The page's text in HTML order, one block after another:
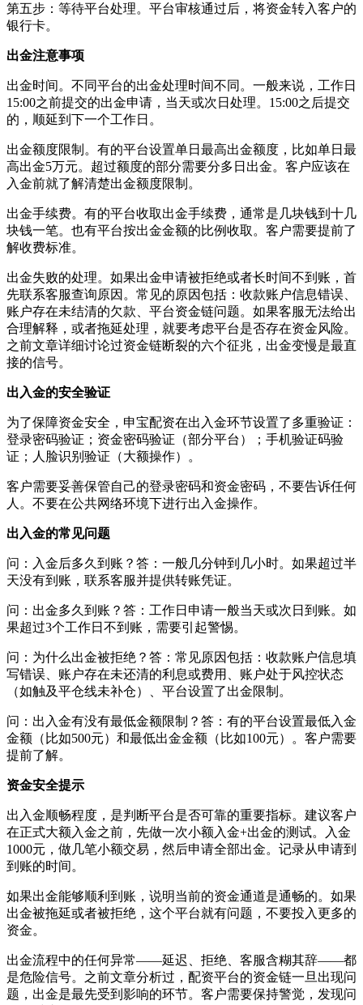
第五步：等待平台处理。平台审核通过后，将资金转入客户的
银行卡。
出金注意事项
出金时间。不同平台的出金处理时间不同。一般来说，工作日
15:00之前提交的出金申请，当天或次日处理。15:00之后提交
的，顺延到下一个工作日。
出金额度限制。有的平台设置单日最高出金额度，比如单日最
高出金5万元。超过额度的部分需要分多日出金。客户应该在
入金前就了解清楚出金额度限制。
出金手续费。有的平台收取出金手续费，通常是几块钱到十几
块钱一笔。也有平台按出金金额的比例收取。客户需要提前了
解收费标准。
出金失败的处理。如果出金申请被拒绝或者长时间不到账，首
先联系客服查询原因。常见的原因包括：收款账户信息错误、
账户存在未结清的欠款、平台资金链问题。如果客服无法给出
合理解释，或者拖延处理，就要考虑平台是否存在资金风险。
之前文章详细讨论过资金链断裂的六个征兆，出金变慢是最直
接的信号。
出入金的安全验证
为了保障资金安全，申宝配资在出入金环节设置了多重验证：
登录密码验证；资金密码验证（部分平台）；手机验证码验
证；人脸识别验证（大额操作）。
客户需要妥善保管自己的登录密码和资金密码，不要告诉任何
人。不要在公共网络环境下进行出入金操作。
出入金的常见问题
问：入金后多久到账？答：一般几分钟到几小时。如果超过半
天没有到账，联系客服并提供转账凭证。
问：出金多久到账？答：工作日申请一般当天或次日到账。如
果超过3个工作日不到账，需要引起警惕。
问：为什么出金被拒绝？答：常见原因包括：收款账户信息填
写错误、账户存在未还清的利息或费用、账户处于风控状态
（如触及平仓线未补仓）、平台设置了出金限制。
问：出入金有没有最低金额限制？答：有的平台设置最低入金
金额（比如500元）和最低出金金额（比如100元）。客户需要
提前了解。
资金安全提示
出入金顺畅程度，是判断平台是否可靠的重要指标。建议客户
在正式大额入金之前，先做一次小额入金+出金的测试。入金
1000元，做几笔小额交易，然后申请全部出金。记录从申请到
到账的时间。
如果出金能够顺利到账，说明当前的资金通道是通畅的。如果
出金被拖延或者被拒绝，这个平台就有问题，不要投入更多的
资金。
出金流程中的任何异常——延迟、拒绝、客服含糊其辞——都
是危险信号。之前文章分析过，配资平台的资金链一旦出现问
题，出金是最先受到影响的环节。客户需要保持警觉，发现问